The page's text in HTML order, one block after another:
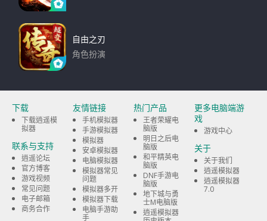
自由之刃
角色扮演
下载
下载逍遥模
拟器
联系与支持
逍遥论坛
官方博客
游戏视频
常见问题
电子邮箱
商务合作
友情链接
手机模拟器
手游模拟器
模拟器
安卓模拟器
电脑模拟器
模拟器常见
问题
模拟器多开
模拟器下载
电脑手游助
手
热门产品
王者荣耀电
脑版
明日之后电
脑版
和平精英电
脑版
DNF手游电
脑版
地下城与勇
士M电脑版
逍遥模拟器
更多电脑端游
戏
游戏中心
关于
关于我们
逍遥模拟器
逍遥模拟器
7.0